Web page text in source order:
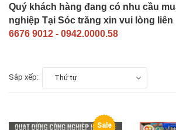
Quý khách hàng đang có nhu cầu
nghiệp Tại Sóc trăng xin vui lòng liên
6676 9012 - 0942.0000.58
Sắp xếp: Thứ tự
Sale